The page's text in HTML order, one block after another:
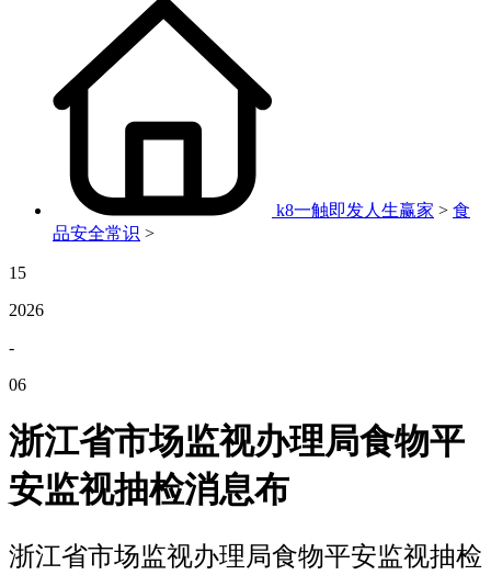
k8一触即发人生赢家 > 食
品安全常识 >
15
2026
-
06
浙江省市场监视办理局食物平
安监视抽检消息布
浙江省市场监视办理局食物平安监视抽检